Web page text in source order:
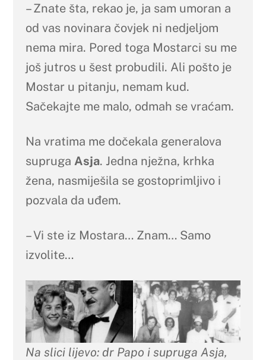
– Znate šta, rekao je, ja sam umoran a
od vas novinara čovjek ni nedjeljom
nema mira. Pored toga Mostarci su me
još jutros u šest probudili. Ali pošto je
Mostar u pitanju, nemam kud.
Sačekajte me malo, odmah se vraćam.
Na vratima me dočekala generalova
supruga Asja. Jedna nježna, krhka
žena, nasmiješila se gostoprimljivo i
pozvala da uđem.
– Vi ste iz Mostara… Znam… Samo
izvolite…
Na slici lijevo: dr Papo i supruga Asja,